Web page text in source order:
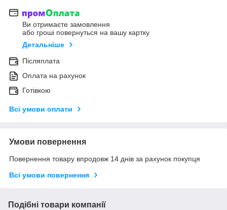
Ви отримаєте замовлення
або гроші повернуться на вашу картку
Детальніше
Післяплата
Оплата на рахунок
Готівкою
Всі умови оплати
Умови повернення
Повернення товару впродовж 14 днів за рахунок покупця
Всі умови повернення
Подібні товари компанії